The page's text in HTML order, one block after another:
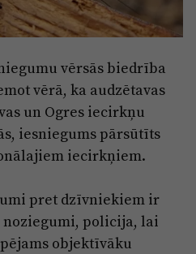
Zaļā nākotne
Kodols
Kontakti
Par laikrakstu
Privātuma politika
vērsās biedrība
vērā, ka audzētavas
un Ogres iecirkņu
iesniegums pārsūtīts
iecirkņiem.
pret dzīvniekiem ir
policija, lai
objektīvāku